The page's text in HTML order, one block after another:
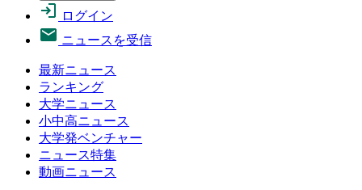
ログイン
ニュースを受信
最新ニュース
ランキング
大学ニュース
小中高ニュース
大学発ベンチャー
ニュース特集
動画ニュース